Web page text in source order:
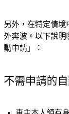
另外，在特定情境
外奔波。以下說明
動申請」：
不需申請的